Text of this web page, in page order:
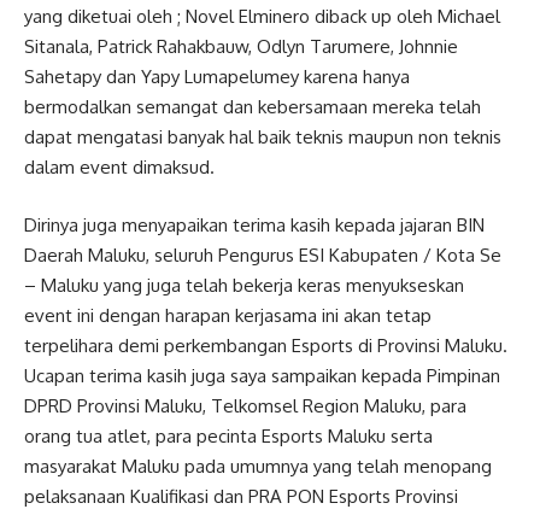
yang diketuai oleh ; Novel Elminero diback up oleh Michael
Sitanala, Patrick Rahakbauw, Odlyn Tarumere, Johnnie
Sahetapy dan Yapy Lumapelumey karena hanya
bermodalkan semangat dan kebersamaan mereka telah
dapat mengatasi banyak hal baik teknis maupun non teknis
dalam event dimaksud.
Dirinya juga menyapaikan terima kasih kepada jajaran BIN
Daerah Maluku, seluruh Pengurus ESI Kabupaten / Kota Se
– Maluku yang juga telah bekerja keras menyukseskan
event ini dengan harapan kerjasama ini akan tetap
terpelihara demi perkembangan Esports di Provinsi Maluku.
Ucapan terima kasih juga saya sampaikan kepada Pimpinan
DPRD Provinsi Maluku, Telkomsel Region Maluku, para
orang tua atlet, para pecinta Esports Maluku serta
masyarakat Maluku pada umumnya yang telah menopang
pelaksanaan Kualifikasi dan PRA PON Esports Provinsi